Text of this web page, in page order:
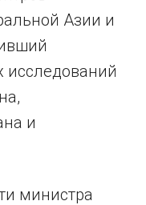
Азии и
исследований
и
министра